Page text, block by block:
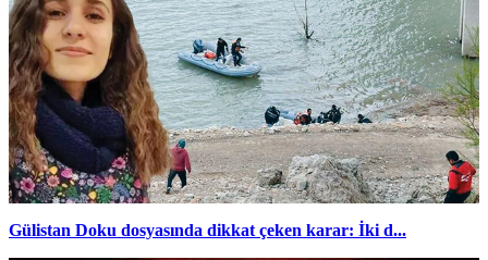
Gülistan Doku dosyasında dikkat çeken karar: İki d...